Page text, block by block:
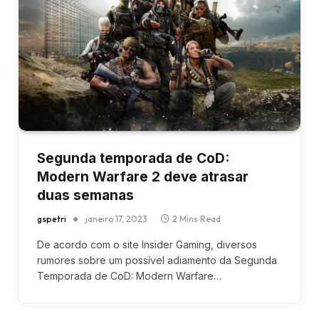
Segunda temporada de CoD:
Modern Warfare 2 deve atrasar
duas semanas
gspetri janeiro 17, 2023 2 Mins Read
De acordo com o site Insider Gaming, diversos
rumores sobre um possível adiamento da Segunda
Temporada de CoD: Modern Warfare…